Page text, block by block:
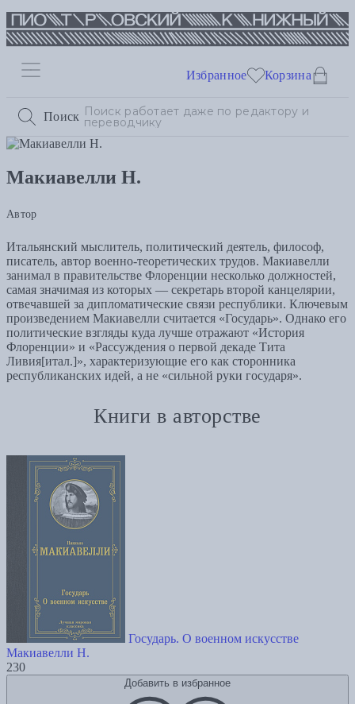
Поиск
Избранное Корзина
Макиавелли Н.
Автор
Итальянский мыслитель, политический деятель, философ,
писатель, автор военно-теоретических трудов. Макиавелли
занимал в правительстве Флоренции несколько должностей,
самая значимая из которых — секретарь второй канцелярии,
отвечавшей за дипломатические связи республики. Ключевым
произведением Макиавелли считается «Государь». Однако его
политические взгляды куда лучше отражают «История
Флоренции» и «Рассуждения о первой декаде Тита
Ливия[итал.]», характеризующие его как сторонника
республиканских идей, а не «сильной руки государя».
Книги в авторстве
Государь. О военном искусстве
Макиавелли Н.
230
Добавить в избранное